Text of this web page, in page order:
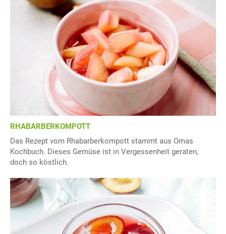
RHABARBERKOMPOTT
Das Rezept vom Rhabarberkompott stammt aus Omas
Kochbuch. Dieses Gemüse ist in Vergessenheit geraten,
doch so köstlich.